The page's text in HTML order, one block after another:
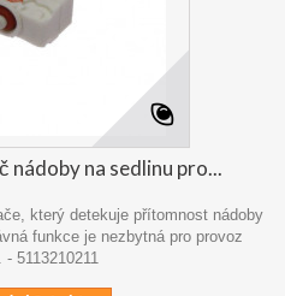
nádoby na sedlinu pro...
který detekuje přítomnost nádoby
funkce je nezbytná pro provoz
5113210211